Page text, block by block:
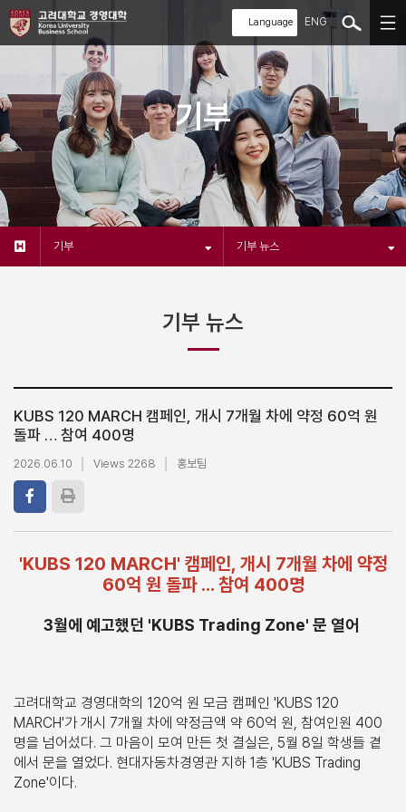
ENG
기부
기부 기부 뉴스
기부 뉴스
KUBS 120 MARCH 캠페인, 개시 7개월 차에 약정 60억 원
돌파 … 참여 400명
2026.06.10 Views 2268 홍보팀
'KUBS 120 MARCH' 캠페인, 개시 7개월 차에 약정
60억 원 돌파 … 참여 400명
3월에 예고했던 'KUBS Trading Zone' 문 열어
고려대학교 경영대학의 120억 원 모금 캠페인 'KUBS 120
MARCH'가 개시 7개월 차에 약정금액 약 60억 원, 참여인원 400
명을 넘어섰다. 그 마음이 모여 만든 첫 결실은, 5월 8일 학생들 곁
에서 문을 열었다. 현대자동차경영관 지하 1층 'KUBS Trading
Zone'이다.